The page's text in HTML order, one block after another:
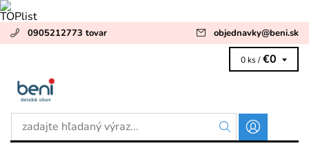
0905212773 tovar objednavky@beni.sk
0 ks / €0